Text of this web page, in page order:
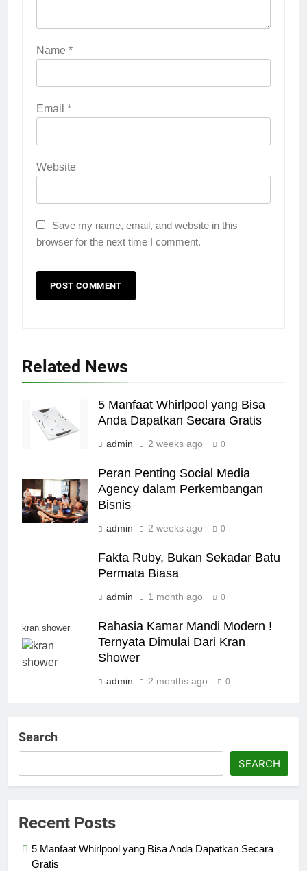
Name *
Email *
Website
Save my name, email, and website in this
browser for the next time I comment.
Related News
5 Manfaat Whirlpool yang Bisa
Anda Dapatkan Secara Gratis
admin 2 weeks ago 0
Peran Penting Social Media
Agency dalam Perkembangan
Bisnis
admin 2 weeks ago 0
Fakta Ruby, Bukan Sekadar Batu
Permata Biasa
admin 1 month ago 0
kran shower
Rahasia Kamar Mandi Modern !
Ternyata Dimulai Dari Kran
Shower
admin 2 months ago 0
Search
SEARCH
Recent Posts
5 Manfaat Whirlpool yang Bisa Anda Dapatkan Secara
Gratis